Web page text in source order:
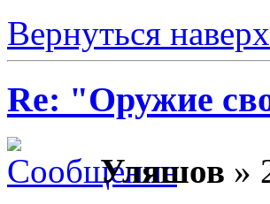
Вернуться наверх
Re: "Оружие
Уляшов »